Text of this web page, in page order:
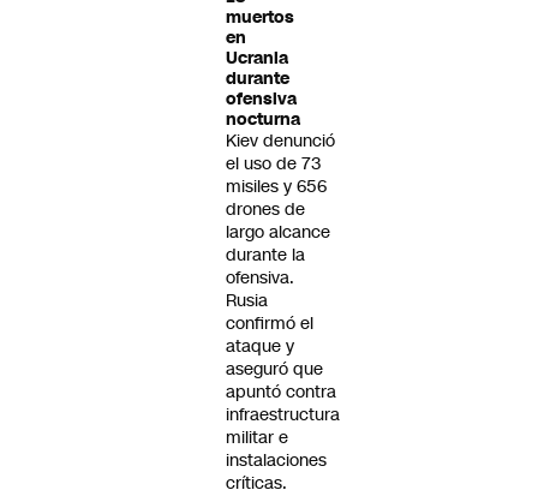
muertos
en
Ucrania
durante
ofensiva
nocturna
Kiev denunció
el uso de 73
misiles y 656
drones de
largo alcance
durante la
ofensiva.
Rusia
confirmó el
ataque y
aseguró que
apuntó contra
infraestructura
militar e
instalaciones
críticas.